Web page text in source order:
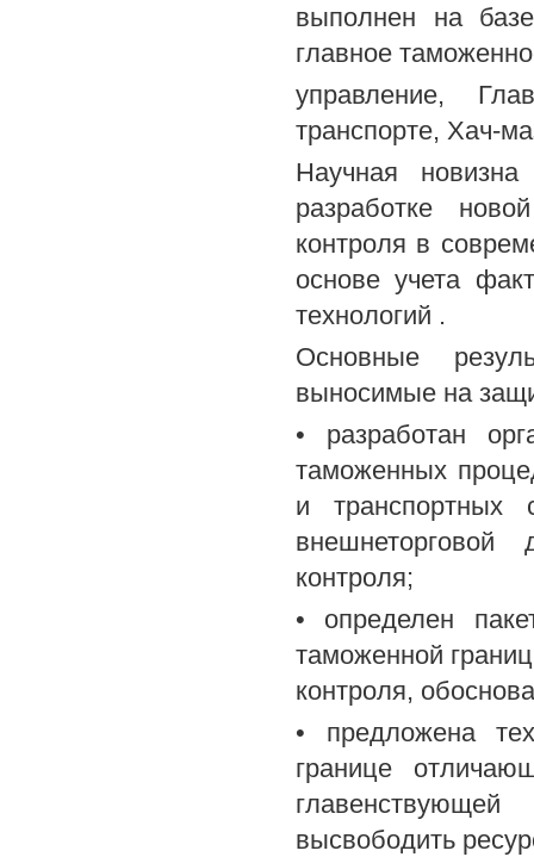
выполнен на
главное
управление,
транспорте, Хач-
Научная новизна
разработке
контроля в
основе учета
технологий .
Основные
выносимые на
• разработан
таможенных
и транспортных
контроля;
• определен
таможенной
контроля,
• предложена
границе
высвободить